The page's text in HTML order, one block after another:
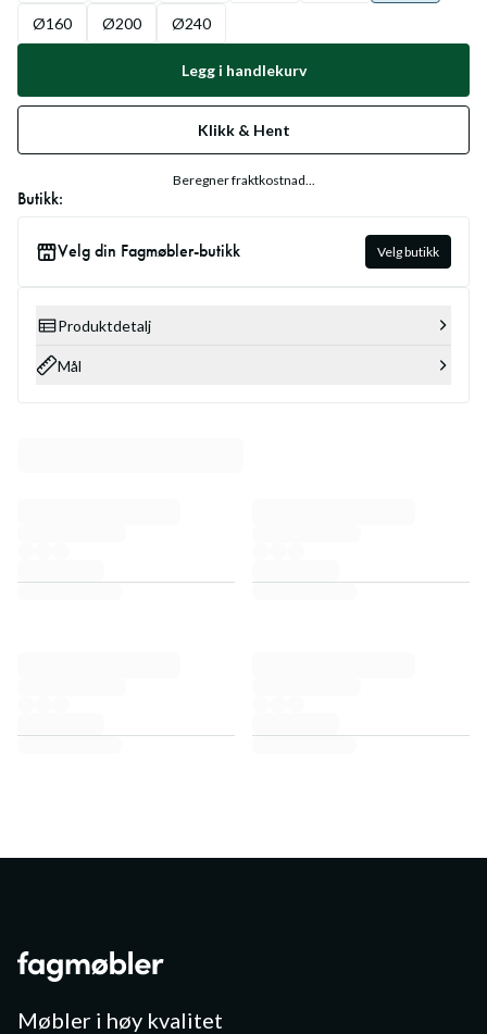
Ø160 Ø200 Ø240
Legg i handlekurv
Klikk & Hent
Beregner fraktkostnad...
Butikk:
Velg din Fagmøbler-butikk Velg butikk
Produktdetalj
Mål
Møbler i høy kvalitet